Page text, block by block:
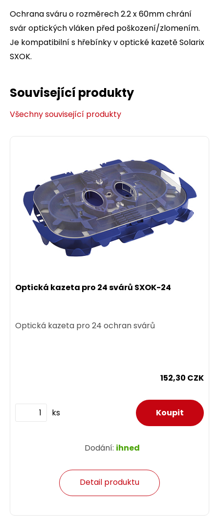
Ochrana sváru o rozměrech 2.2 x 60mm chrání
svár optických vláken před poškození/zlomením.
Je kompatibilní s hřebínky v optické kazetě Solarix
SXOK.
Související produkty
Všechny související produkty
Optická kazeta pro 24 svárů SXOK-24
Optická kazeta pro 24 ochran svárů
152,30 CZK
ks
Dodání: ihned
Detail produktu